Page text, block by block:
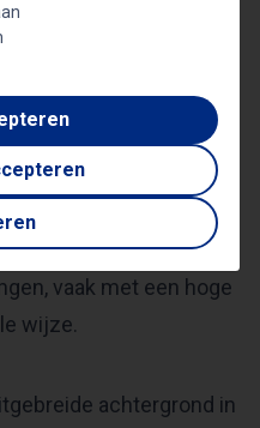
verandering. Zijn
video-
en verrassende
memorabele en
Otto’s
vermakelijk, maar ook
vaak met een hoge
wijze.
achtergrond in